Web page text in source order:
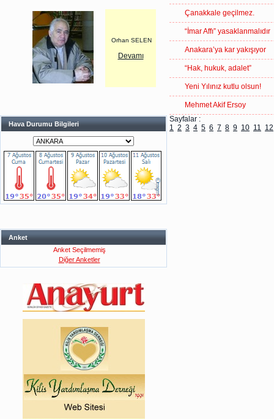
Orhan SELEN
Devamı
Hava Durumu Bilgileri
Anket
Anket Seçilmemiş
Diğer Anketler
Çanakkale geçilmez.
“İmar Affı” yasaklanmalıdır
Anakara’ya kar yakışıyor
“Hak, hukuk, adalet”
Yeni Yılınız kutlu olsun!
Mehmet Akif Ersoy
Sayfalar :
1 2 3 4 5 6 7 8 9 10 11 12